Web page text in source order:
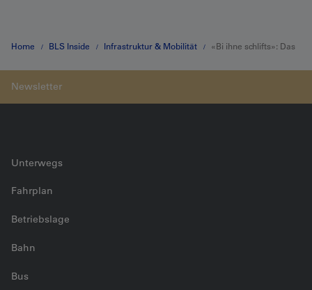
Home BLS Inside Infrastruktur & Mobilität «Bi ihne schlifts»: Das
Unterwegs
Fahrplan
Betriebslage
Bahn
Bus